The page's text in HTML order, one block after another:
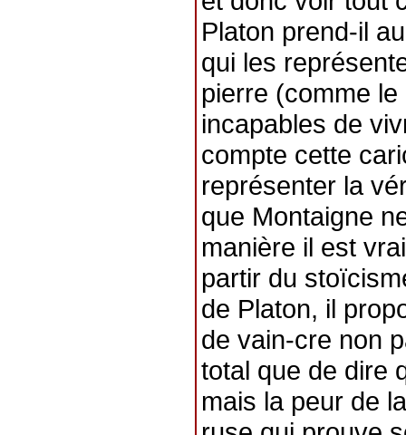
Platon prend-il
qui les
pierre (comme
incapables de
compte cette
représenter la
que Montaigne
manière il est
partir du
de Platon, il
de vain-cre non
total que de dire
mais la peur de